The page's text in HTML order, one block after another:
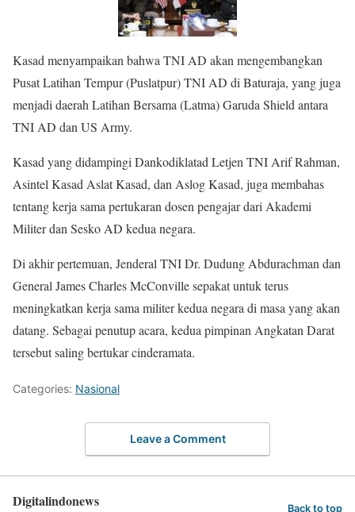
Kasad menyampaikan bahwa TNI AD akan mengembangkan
Pusat Latihan Tempur (Puslatpur) TNI AD di Baturaja, yang juga
menjadi daerah Latihan Bersama (Latma) Garuda Shield antara
TNI AD dan US Army.
Kasad yang didampingi Dankodiklatad Letjen TNI Arif Rahman,
Asintel Kasad Aslat Kasad, dan Aslog Kasad, juga membahas
tentang kerja sama pertukaran dosen pengajar dari Akademi
Militer dan Sesko AD kedua negara.
Di akhir pertemuan, Jenderal TNI Dr. Dudung Abdurachman dan
General James Charles McConville sepakat untuk terus
meningkatkan kerja sama militer kedua negara di masa yang akan
datang. Sebagai penutup acara, kedua pimpinan Angkatan Darat
tersebut saling bertukar cinderamata.
Categories: Nasional
Leave a Comment
Digitalindonews Back to top